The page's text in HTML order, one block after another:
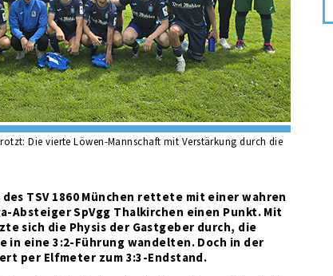
Die vierte Löwen-Mannschaft mit Verstärkung durch die
TSV 1860 München rettete mit einer wahren
Absteiger SpVgg Thalkirchen einen Punkt. Mit
sich die Physis der Gastgeber durch, die
in eine 3:2-Führung wandelten. Doch in der
per Elfmeter zum 3:3-Endstand.